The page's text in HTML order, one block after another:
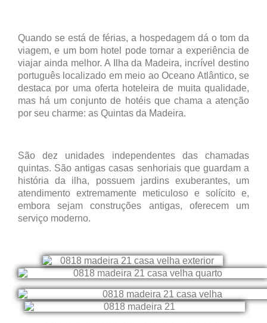
Quando se está de férias, a hospedagem dá o tom da
viagem, e um bom hotel pode tornar a experiência de
viajar ainda melhor. A Ilha da Madeira, incrível destino
português localizado em meio ao Oceano Atlântico, se
destaca por uma oferta hoteleira de muita qualidade,
mas há um conjunto de hotéis que chama a atenção
por seu charme: as Quintas da Madeira.
São dez unidades independentes das chamadas
quintas. São antigas casas senhoriais que guardam a
história da ilha, possuem jardins exuberantes, um
atendimento extremamente meticuloso e solícito e,
embora sejam construções antigas, oferecem um
serviço moderno.